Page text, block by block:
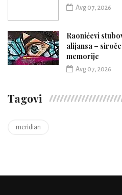
Avg 07, 2026
Raonićevi
alijansa –
memorije
Avg 07, 2026
Tagovi
meridian